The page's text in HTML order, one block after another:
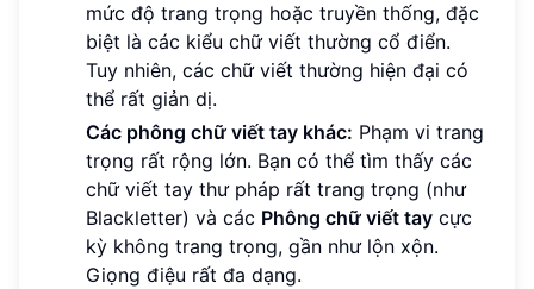
mức độ trang trọng hoặc truyền thống, đặc
biệt là các kiểu chữ viết thường cổ điển.
Tuy nhiên, các chữ viết thường hiện đại có
thể rất giản dị.
Các phông chữ viết tay khác: Phạm vi trang
trọng rất rộng lớn. Bạn có thể tìm thấy các
chữ viết tay thư pháp rất trang trọng (như
Blackletter) và các Phông chữ viết tay cực
kỳ không trang trọng, gần như lộn xộn.
Giọng điệu rất đa dạng.